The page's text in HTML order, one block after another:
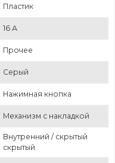
Пластик
16 А
Прочее
Серый
Нажимная кнопка
Механизм с накладкой
Внутренний / скрытый
скрытый